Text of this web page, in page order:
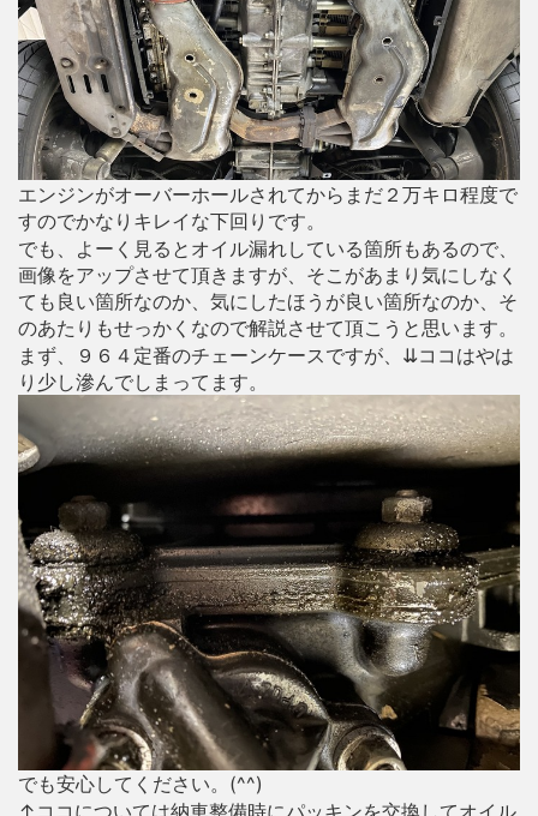
エンジンがオーバーホールされてからまだ２万キロ程度で
すのでかなりキレイな下回りです。
でも、よーく見るとオイル漏れしている箇所もあるので、
画像をアップさせて頂きますが、そこがあまり気にしなく
ても良い箇所なのか、気にしたほうが良い箇所なのか、そ
のあたりもせっかくなので解説させて頂こうと思います。
まず、９６４定番のチェーンケースですが、⇊ココはやは
り少し滲んでしまってます。
でも安心してください。(^^)
↑ココについては納車整備時にパッキンを交換してオイル